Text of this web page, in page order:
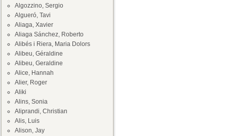
Algozzino, Sergio
Algueró, Tavi
Aliaga, Xavier
Aliaga Sánchez, Roberto
Alibés i Riera, Maria Dolors
Alibeu, Géraldine
Alibeu, Geraldine
Alice, Hannah
Alier, Roger
Aliki
Alins, Sonia
Aliprandi, Christian
Alis, Luis
Alison, Jay